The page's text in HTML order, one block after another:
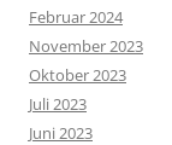
Februar 2024
November 2023
Oktober 2023
Juli 2023
Juni 2023